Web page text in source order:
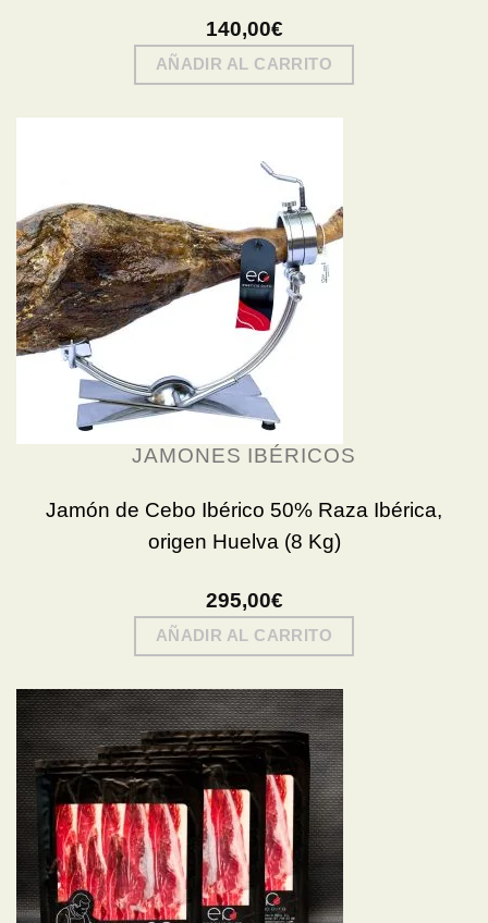
140,00€
AÑADIR AL CARRITO
JAMONES IBÉRICOS
Jamón de Cebo Ibérico 50% Raza Ibérica,
origen Huelva (8 Kg)
295,00€
AÑADIR AL CARRITO